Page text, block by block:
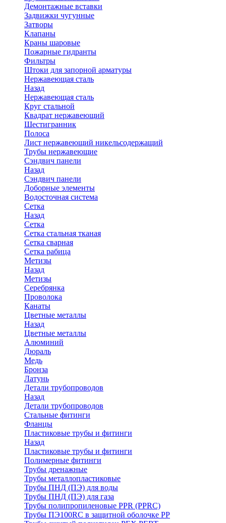
Демонтажные вставки
Задвижки чугунные
Затворы
Клапаны
Краны шаровые
Пожарные гидранты
Фильтры
Штоки для запорной арматуры
Нержавеющая сталь
Назад
Нержавеющая сталь
Круг стальной
Квадрат нержавеющий
Шестигранник
Полоса
Лист нержавеющий никельсодержащий
Трубы нержавеющие
Сэндвич панели
Назад
Сэндвич панели
Доборные элементы
Водосточная система
Сетка
Назад
Сетка
Сетка стальная тканая
Сетка сварная
Сетка рабица
Метизы
Назад
Метизы
Серебрянка
Проволока
Канаты
Цветные металлы
Назад
Цветные металлы
Алюминий
Дюраль
Медь
Бронза
Латунь
Детали трубопроводов
Назад
Детали трубопроводов
Стальные фитинги
Фланцы
Пластиковые трубы и фитинги
Назад
Пластиковые трубы и фитинги
Полимерные фитинги
Трубы дренажные
Трубы металлопластиковые
Трубы ПНД (ПЭ) для воды
Трубы ПНД (ПЭ) для газа
Трубы полипропиленовые PPR (PPRC)
Трубы ПЭ100RC в защитной оболочке PP